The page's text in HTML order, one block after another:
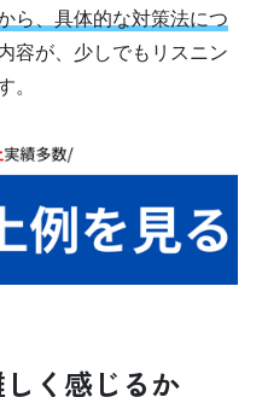
ら、具体的な対策法につ
容が、少しでもリスニン
く感じるか